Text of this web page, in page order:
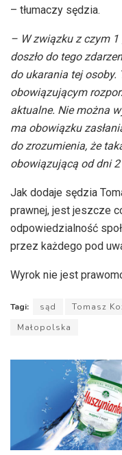
– tłumaczy sędzia.
– W związku z czym
doszło do tego
do ukarania tej osoby.
obowiązującym
aktualne. Nie można
ma obowiązku
do zrozumienia, że
obowiązującą od dni
Jak dodaje sędzia
prawnej, jest jeszcze
odpowiedzialność
przez każdego pod
Wyrok nie jest
Tagi: sąd Tomasz
Małopolska